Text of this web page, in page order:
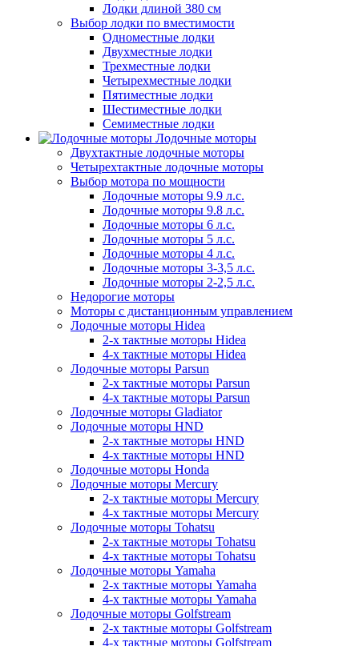
Лодки длиной 380 см
Выбор лодки по вместимости
Одноместные лодки
Двухместные лодки
Трехместные лодки
Четырехместные лодки
Пятиместные лодки
Шестиместные лодки
Семиместные лодки
Лодочные моторы
Двухтактные лодочные моторы
Четырехтактные лодочные моторы
Выбор мотора по мощности
Лодочные моторы 9.9 л.с.
Лодочные моторы 9.8 л.с.
Лодочные моторы 6 л.с.
Лодочные моторы 5 л.с.
Лодочные моторы 4 л.с.
Лодочные моторы 3-3,5 л.с.
Лодочные моторы 2-2,5 л.с.
Недорогие моторы
Моторы с дистанционным управлением
Лодочные моторы Hidea
2-х тактные моторы Hidea
4-х тактные моторы Hidea
Лодочные моторы Parsun
2-х тактные моторы Parsun
4-х тактные моторы Parsun
Лодочные моторы Gladiator
Лодочные моторы HND
2-х тактные моторы HND
4-х тактные моторы HND
Лодочные моторы Honda
Лодочные моторы Mercury
2-х тактные моторы Mercury
4-х тактные моторы Mercury
Лодочные моторы Tohatsu
2-х тактные моторы Tohatsu
4-х тактные моторы Tohatsu
Лодочные моторы Yamaha
2-х тактные моторы Yamaha
4-х тактные моторы Yamaha
Лодочные моторы Golfstream
2-х тактные моторы Golfstream
4-х тактные моторы Golfstream